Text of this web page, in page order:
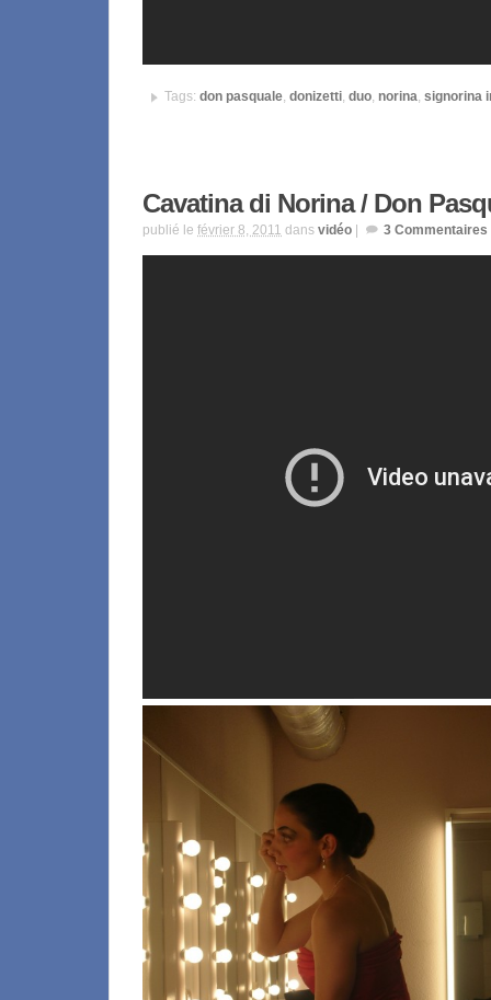
Tags: don pasquale, donizetti, duo, norina, signorina
Cavatina di Norina / Don
publié le février 8, 2011 dans vidéo 3 Commentaires